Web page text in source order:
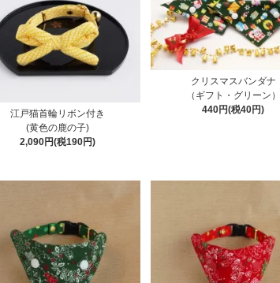
江戸猫首輪リボン付き
(黄色の鹿の子)
2,090円(税190円)
クリスマスバンダナ
（ギフト・グリーン）
440円(税40円)